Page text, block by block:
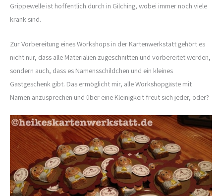
Grippewelle ist hoffentlich durch in Gilching, wobei immer noch viele
krank sind.
Zur Vorbereitung eines Workshops in der Kartenwerkstatt gehört es
nicht nur, dass alle Materialien zugeschnitten und vorbereitet werden,
sondern auch, dass es Namensschildchen und ein kleines
Gastgeschenk gibt. Das ermöglicht mir, alle Workshopgäste mit
Namen anzusprechen und über eine Kleinigkeit freut sich jeder, oder?